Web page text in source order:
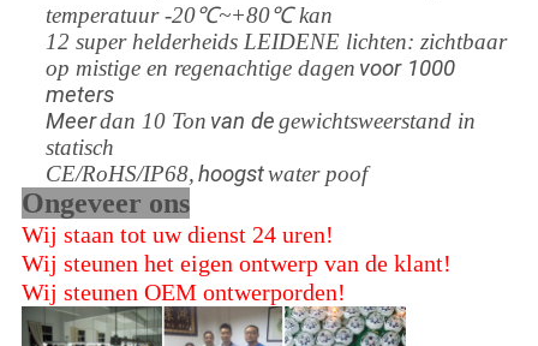
temperatuur -20℃~+80℃ kan
12 super helderheids LEIDENE lichten: zichtbaar
op mistige en regenachtige dagen voor 1000
meters
Meerdan 10 Ton van degewichtsweerstand in
statisch
CE/RoHS/IP68,hoogstwater poof
Ongeveer ons
Wij staan tot uw dienst 24 uren!
Wij steunen het eigen ontwerp van de klant!
Wij steunen OEM ontwerporden!